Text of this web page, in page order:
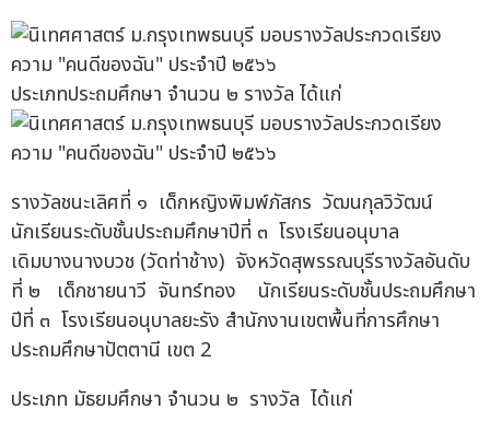
ประเภทประถมศึกษา จำนวน ๒ รางวัล ได้แก่
รางวัลชนะเลิศที่ ๑ เด็กหญิงพิมพ์ภัสกร วัฒนกุลวิวัฒน์
นักเรียนระดับชั้นประถมศึกษาปีที่ ๓ โรงเรียนอนุบาล
เดิมบางนางบวช (วัดท่าช้าง) จังหวัดสุพรรณบุรีรางวัลอันดับ
ที่ ๒ เด็กชายนาวี จันทร์ทอง นักเรียนระดับชั้นประถมศึกษา
ปีที่ ๓ โรงเรียนอนุบาลยะรัง สำนักงานเขตพื้นที่การศึกษา
ประถมศึกษาปัตตานี เขต 2
ประเภท มัธยมศึกษา จำนวน ๒ รางวัล ได้แก่